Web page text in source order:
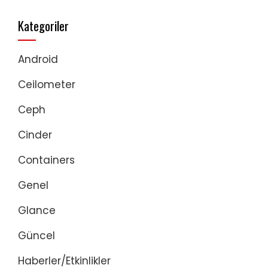
Kategoriler
Android
Ceilometer
Ceph
Cinder
Containers
Genel
Glance
Güncel
Haberler/Etkinlikler